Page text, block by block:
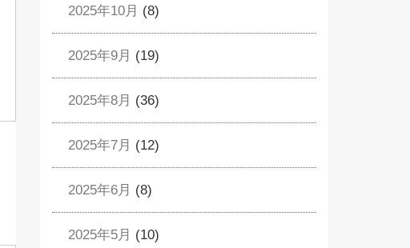
2025年10月 (8)
2025年9月 (19)
2025年8月 (36)
2025年7月 (12)
2025年6月 (8)
2025年5月 (10)